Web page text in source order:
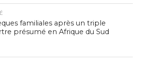
familiales après un triple
présumé en Afrique du Sud